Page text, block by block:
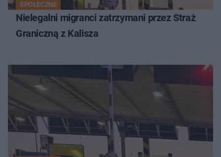
SPOŁECZNE
Nielegalni migranci zatrzymani przez Straż
Graniczną z Kalisza